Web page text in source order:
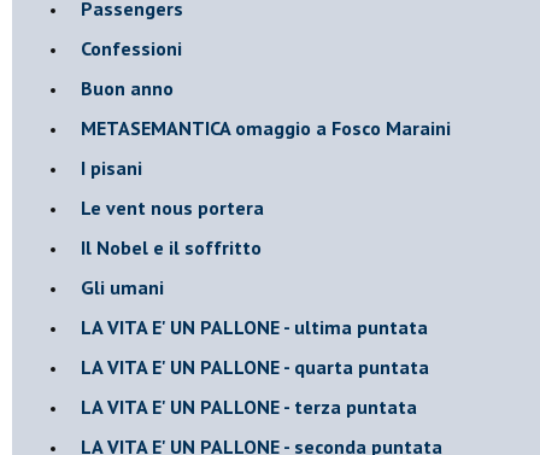
Passengers
Confessioni
Buon anno
METASEMANTICA omaggio a Fosco Maraini
I pisani
Le vent nous portera
Il Nobel e il soffritto
Gli umani
LA VITA E' UN PALLONE - ultima puntata
LA VITA E' UN PALLONE - quarta puntata
LA VITA E' UN PALLONE - terza puntata
LA VITA E' UN PALLONE - seconda puntata